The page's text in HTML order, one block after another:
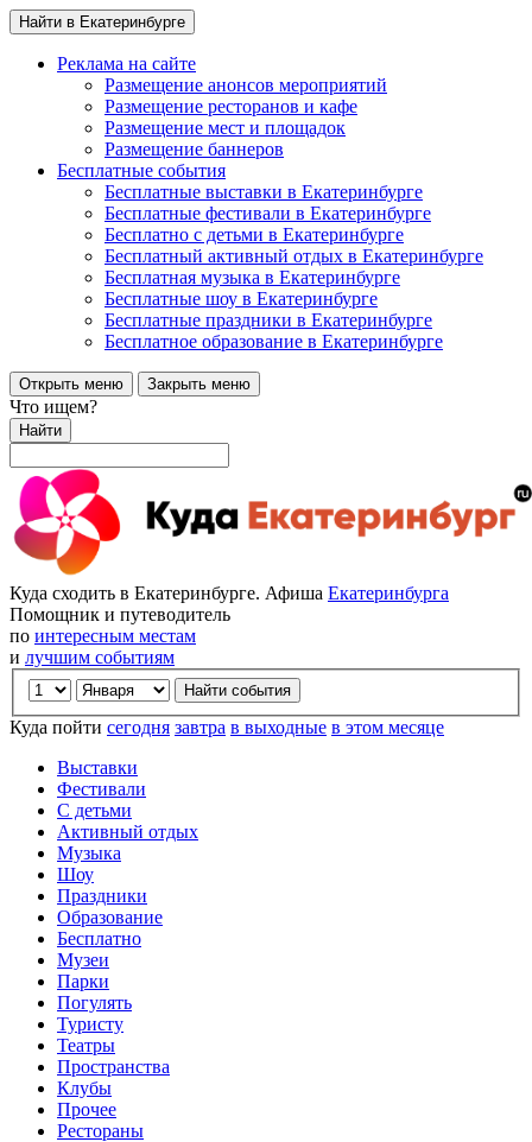
Найти в Екатеринбурге
Реклама на сайте
Размещение анонсов мероприятий
Размещение ресторанов и кафе
Размещение мест и площадок
Размещение баннеров
Бесплатные события
Бесплатные выставки в Екатеринбурге
Бесплатные фестивали в Екатеринбурге
Бесплатно с детьми в Екатеринбурге
Бесплатный активный отдых в Екатеринбурге
Бесплатная музыка в Екатеринбурге
Бесплатные шоу в Екатеринбурге
Бесплатные праздники в Екатеринбурге
Бесплатное образование в Екатеринбурге
Открыть меню Закрыть меню
Что ищем?
Найти
Куда сходить в Екатеринбурге. Афиша Екатеринбурга
Помощник и путеводитель
по интересным местам
и лучшим событиям
Куда пойти сегодня завтра в выходные в этом месяце
Выставки
Фестивали
С детьми
Активный отдых
Музыка
Шоу
Праздники
Образование
Бесплатно
Музеи
Парки
Погулять
Туристу
Театры
Пространства
Клубы
Прочее
Рестораны